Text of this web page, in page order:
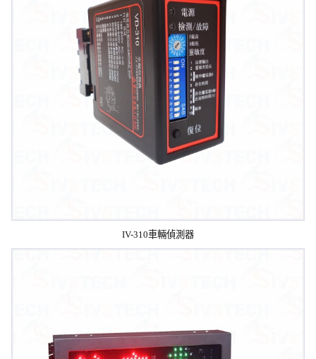
IV-310車輛偵測器